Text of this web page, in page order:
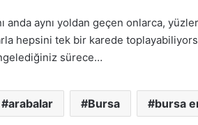
anda aynı yoldan geçen onlarca,
hepsini tek bir karede
sürece…
arabalar Bursa bursa